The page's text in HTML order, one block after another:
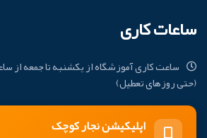
ساعات کاری
(حتی روزهای تعطیل)
اپلیکیشن نجار کوچک